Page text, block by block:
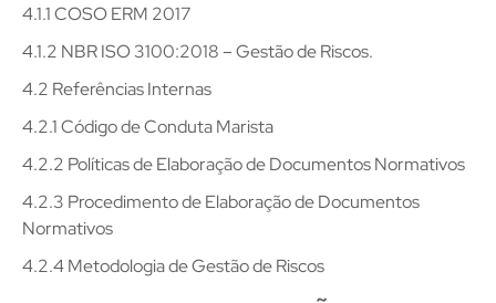
4.1.1 COSO ERM 2017
4.1.2 NBR ISO 3100:2018 – Gestão de Riscos.
4.2 Referências Internas
4.2.1 Código de Conduta Marista
4.2.2 Políticas de Elaboração de Documentos Normativos
4.2.3 Procedimento de Elaboração de Documentos
Normativos
4.2.4 Metodologia de Gestão de Riscos